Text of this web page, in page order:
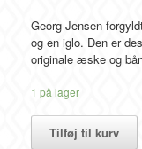
Georg Jensen
og en iglo. Den er
originale æske og
1 på lager
Juleuro
2007,Tilføj til kurv